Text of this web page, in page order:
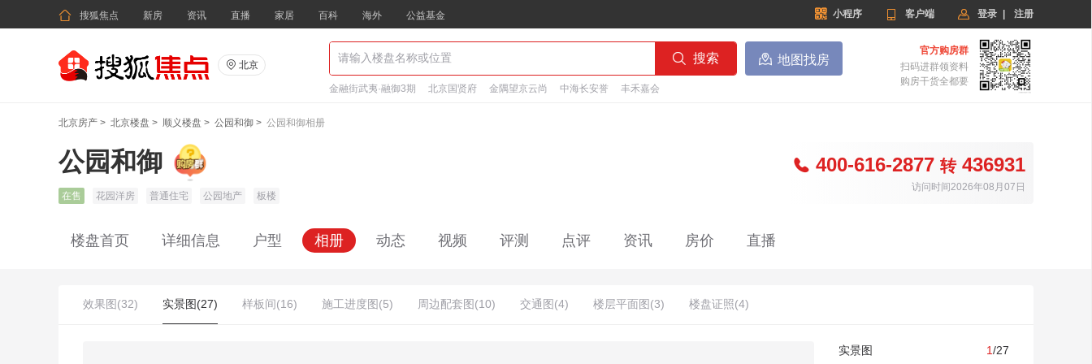
 搜狐焦点 新房 资讯 直播 家居 百科 海外 公益基金  小程序  客户端  登录 注册
 北京  搜索  地图找房
金融街武夷·融御3期 北京国贤府 金隅望京云尚 中海长安誉 丰禾嘉会
官方购房群
扫码进群领资料
购房干货全都要
北京房产 > 北京楼盘 > 顺义楼盘 > 公园和御 > 公园和御相册
公园和御
在售 花园洋房 普通住宅 公园地产 板楼
 400-616-2877 转436931
访问时间2026年08月07日
楼盘首页 详细信息 户型 相册 动态 视频 评测 点评 资讯 房价 直播
效果图(32) 实景图(27) 样板间(16) 施工进度图(5) 周边配套图(10) 交通图(4) 楼层平面图(3) 楼盘证照(4)
实景图 1/27